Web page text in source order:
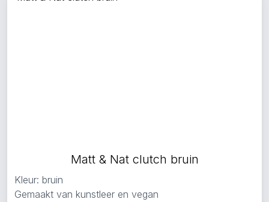
Matt & Nat clutch bruin
Kleur: bruin
Gemaakt van kunstleer en vegan